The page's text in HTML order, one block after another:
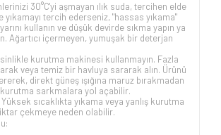
30°C'yi aşmayan ılık suda, tercihen elde
yıkamayı tercih ederseniz, "hassas yıkama"
kullanın ve düşük devirde sıkma yapın ya
Ağartıcı içermeyen, yumuşak bir deterjan
kurutma makinesi kullanmayın. Fazla
veya temiz bir havluya sararak alın. Ürünü
direkt güneş ışığına maruz bırakmadan
sarkmalara yol açabilir.
Yüksek sıcaklıkta yıkama veya yanlış kurutma
çekmeye neden olabilir.